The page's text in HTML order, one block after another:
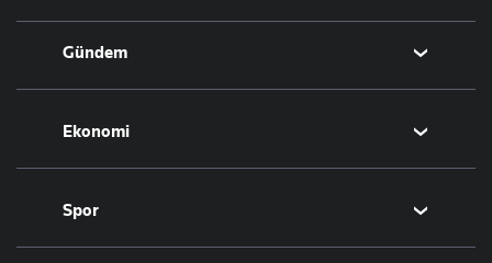
Gündem
Eğitim
Ekonomi
Altın
Spor